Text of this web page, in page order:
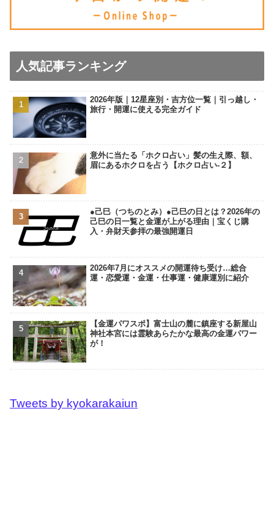
人気記事ランキング
2026年版｜12星座別・吉方位一覧｜引っ越し・
旅行・開運に使える完全ガイド
意外に当たる「ホクロ占い」髪の生え際、額、
眉にあるホクロを占う【ホクロ占い‐２】
●己巳（つちのとみ）●己巳の日とは？2026年の
己巳の日一覧と金運が上がる理由｜宝くじ購
入・弁財天参拝の最強開運日
2026年7月にオススメの開運待ち受け…総合
運・恋愛運・金運・仕事運・健康運別に紹介
【金運パワスポ】富士山の麓に鎮座する新屋山
神社本宮には霊験あらたかな最高の金運パワー
が！
Tweets by kyokarakaiun